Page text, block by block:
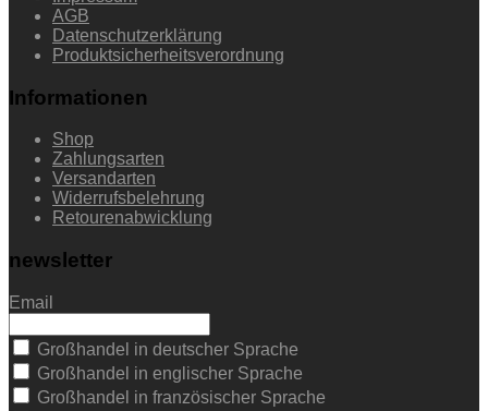
AGB
Datenschutzerklärung
Produktsicherheitsverordnung
Informationen
Shop
Zahlungsarten
Versandarten
Widerrufsbelehrung
Retourenabwicklung
newsletter
Email
Großhandel in deutscher Sprache
Großhandel in englischer Sprache
Großhandel in französischer Sprache